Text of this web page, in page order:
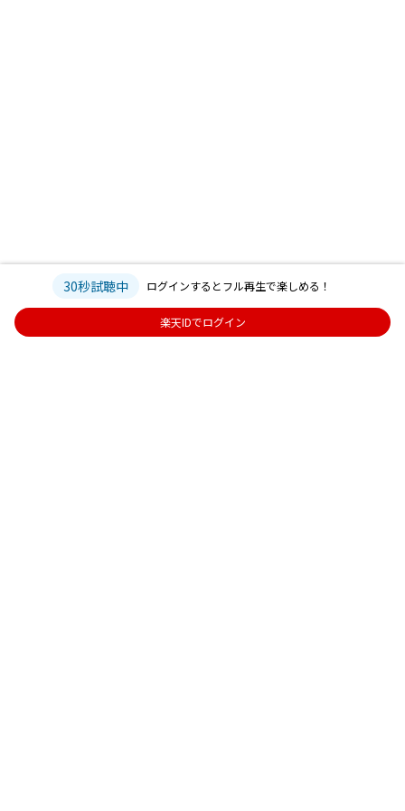
30秒試聴中 ログインするとフル再生で楽しめる！
楽天IDでログイン